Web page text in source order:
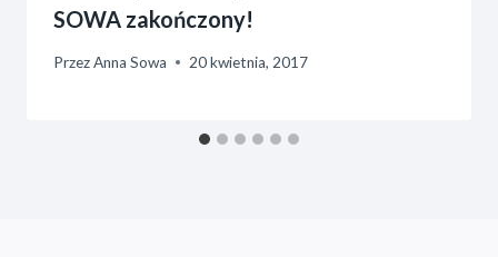
SOWA zakończony!
PrzezAnna Sowa 20 kwietnia, 2017